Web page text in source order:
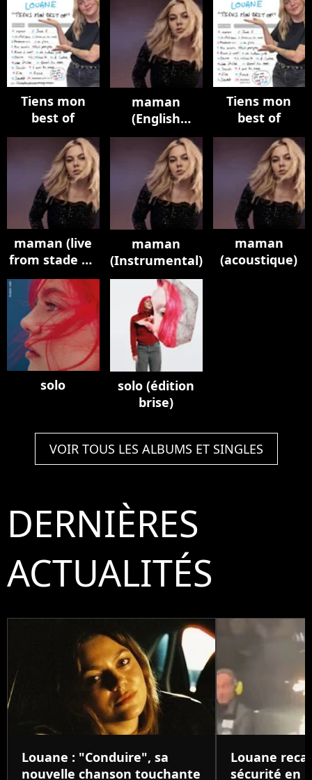
Tiens mon
best of
maman
(English
Version)
Tiens mon
best of
maman (live
from stade de
france)
maman
(Instrumental)
maman
(acoustique)
solo
solo (édition
brise)
VOIR TOUS LES ALBUMS ET SINGLES
DERNIÈRES
ACTUALITÉS
Louane : "Conduire", sa
nouvelle chanson touchante
Louane
sécurité en